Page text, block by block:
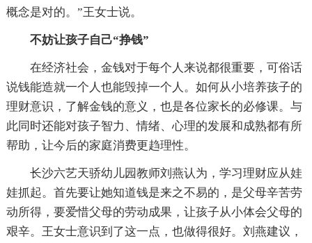
概念是对的。”王女士说。
不妨让孩子自己“挣钱”
在经济社会，金钱对于每个人来说都很重要，可俗话
说钱能造就一个人也能毁掉一个人。如何从小培养孩子的
理财意识，了解金钱的意义，也是各位家长的必修课。与
此同时还能对孩子智力、情绪、心理的发展和成熟都有所
帮助，让今后的家庭消费更趋理性。
长沙六艺天骄幼儿园教师刘燕认为，学习理财应从娃
娃抓起。首先要让她知道钱是来之不易的，是父母辛苦劳
动所得，要爱惜父母的劳动成果，让孩子从小体会父母的
艰辛。王女士意识到了这一点，也做得很好。刘燕建议，